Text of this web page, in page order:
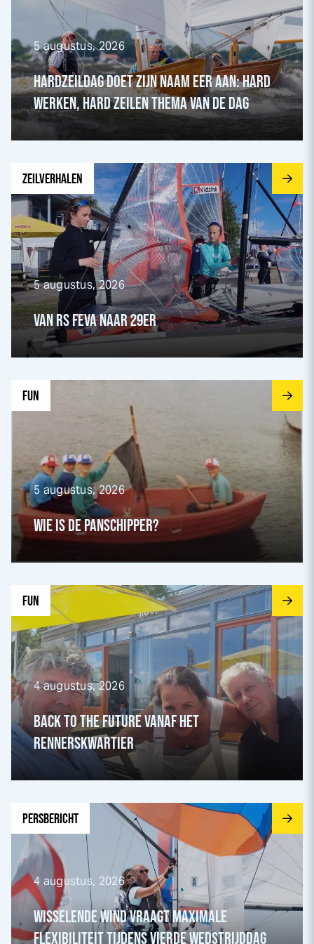
HARDZEILDAG DOET ZIJN NAAM EER AAN: HARD
WERKEN, HARD ZEILEN THEMA VAN DE DAG
5 augustus, 2026
Ga naar Van RS Feva naar 29er pagina
ZEILVERHALEN
VAN RS FEVA NAAR 29ER
5 augustus, 2026
Ga naar Wie is de Panschipper? pagina
FUN
WIE IS DE PANSCHIPPER?
5 augustus, 2026
Ga naar Back to the future vanaf Het Rennerskwartier
FUN
BACK TO THE FUTURE VANAF HET
RENNERSKWARTIER
4 augustus, 2026
Ga naar Wisselende wind vraagt maximale flexibiliteit
PERSBERICHT
WISSELENDE WIND VRAAGT MAXIMALE
FLEXIBILITEIT TIJDENS VIERDE WEDSTRIJDDAG
4 augustus, 2026